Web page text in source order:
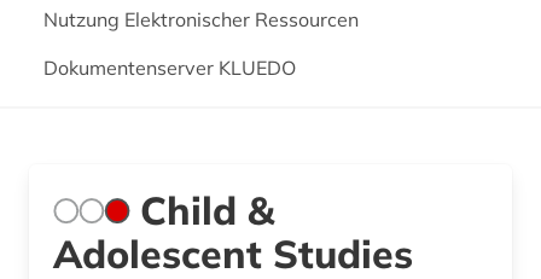
Nutzung Elektronischer Ressourcen
Dokumentenserver KLUEDO
Child &
Adolescent Studies